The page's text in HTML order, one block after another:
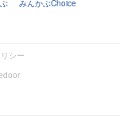
みんかぶChoice
シー